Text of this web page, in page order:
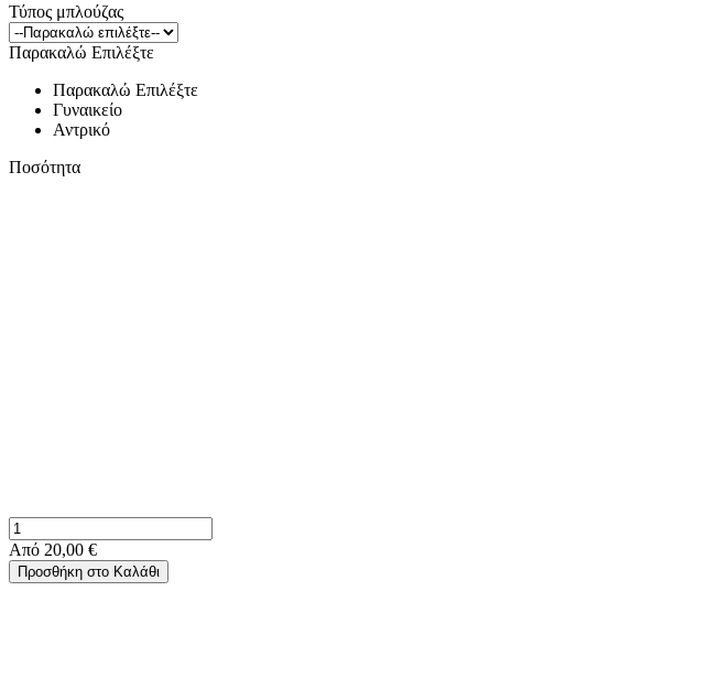
Τύπος μπλούζας
Παρακαλώ Επιλέξτε
Παρακαλώ Επιλέξτε
Γυναικείο
Αντρικό
Ποσότητα
Από 20,00 €
Προσθήκη στο Καλάθι